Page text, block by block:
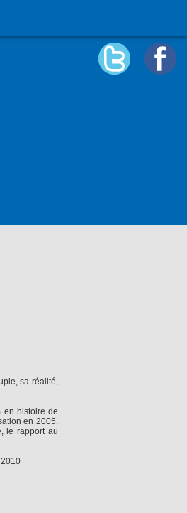
sa réalité,
en histoire de
en 2005.
le rapport au
2010